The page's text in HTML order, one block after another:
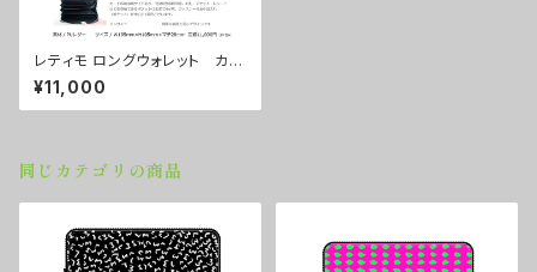
レティモ ロングウォレット カラ
ー/ バードケージミッドナイト
■配送まで２週間
¥11,000
同じカテゴリの商品